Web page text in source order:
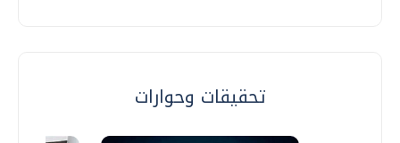
تحقيقات وحوارات